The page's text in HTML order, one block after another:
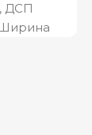
ДСП